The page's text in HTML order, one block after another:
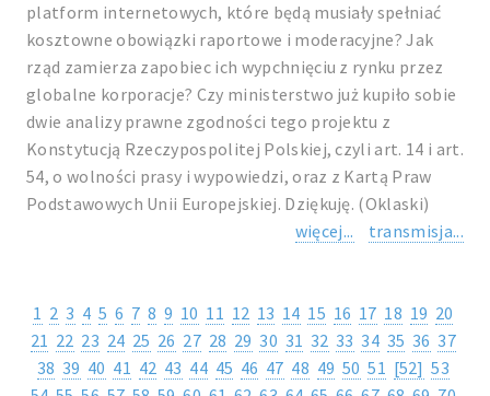
platform internetowych, które będą musiały spełniać
kosztowne obowiązki raportowe i moderacyjne? Jak
rząd zamierza zapobiec ich wypchnięciu z rynku przez
globalne korporacje? Czy ministerstwo już kupiło sobie
dwie analizy prawne zgodności tego projektu z
Konstytucją Rzeczypospolitej Polskiej, czyli art. 14 i art.
54, o wolności prasy i wypowiedzi, oraz z Kartą Praw
Podstawowych Unii Europejskiej. Dziękuję. (Oklaski)
więcej...
transmisja...
1 2 3 4 5 6 7 8 9 10 11 12 13 14 15 16 17 18 19 20
21 22 23 24 25 26 27 28 29 30 31 32 33 34 35 36 37
38 39 40 41 42 43 44 45 46 47 48 49 50 51 [52] 53